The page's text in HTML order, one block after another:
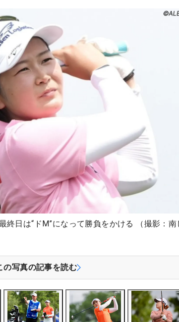
終日は“ドM”になって勝負をかける （撮影：南
の写真の記事を読む